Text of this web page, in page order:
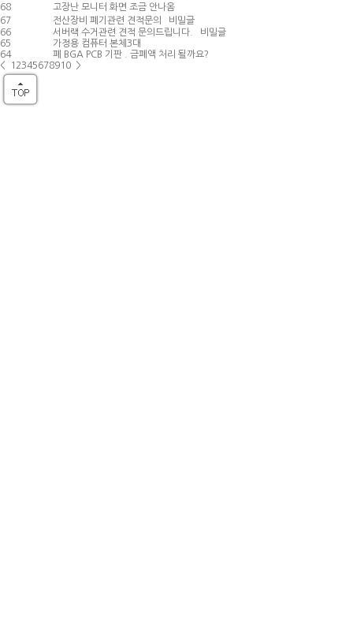
68
고장난 모니터 화면 조금 안나옴
67
전산장비 폐기관련 견적문의
비밀글
66
서버랙 수거관련 견적 문의드립니다.
비밀글
65
가정용 컴퓨터 본체3대
64
폐 BGA PCB 기판 . 금폐액 처리 될까요?
<
1 2345678910 >